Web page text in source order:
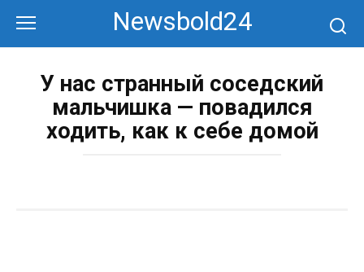
контенту
Newsbold24
У нас странный соседский
мальчишка — повадился
ходить, как к себе домой